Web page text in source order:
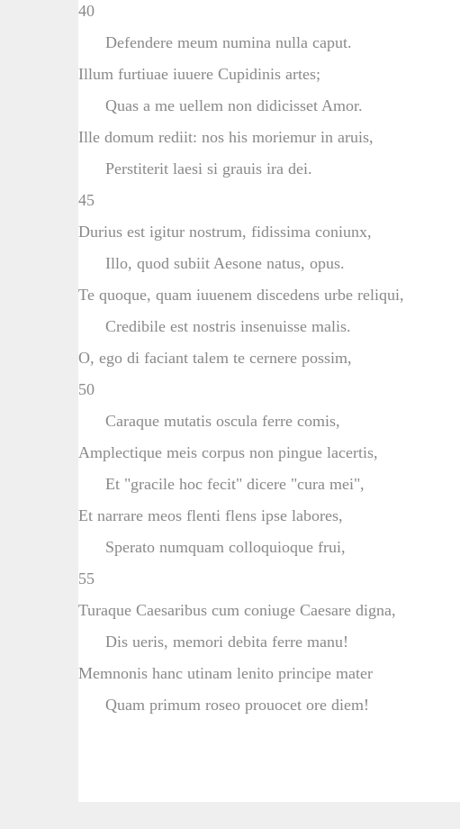
40
Defendere meum numina nulla caput.
Illum furtiuae iuuere Cupidinis artes;
Quas a me uellem non didicisset Amor.
Ille domum rediit: nos his moriemur in aruis,
Perstiterit laesi si grauis ira dei.
45
Durius est igitur nostrum, fidissima coniunx,
Illo, quod subiit Aesone natus, opus.
Te quoque, quam iuuenem discedens urbe reliqui,
Credibile est nostris insenuisse malis.
O, ego di faciant talem te cernere possim,
50
Caraque mutatis oscula ferre comis,
Amplectique meis corpus non pingue lacertis,
Et "gracile hoc fecit" dicere "cura mei",
Et narrare meos flenti flens ipse labores,
Sperato numquam colloquioque frui,
55
Turaque Caesaribus cum coniuge Caesare digna,
Dis ueris, memori debita ferre manu!
Memnonis hanc utinam lenito principe mater
Quam primum roseo prouocet ore diem!